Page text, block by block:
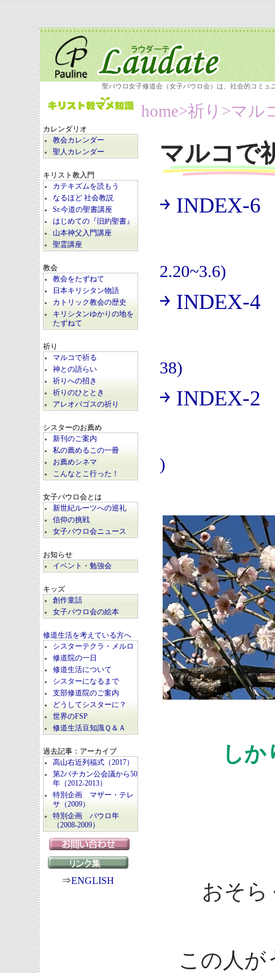
聖パウロ女子修道会（女子パウロ会）は、社会的コミ
カレンダリオ
教会カレンダー
聖人カレンダー
キリスト教入門
カテキズムを読もう
なるほど 社会教説
Sr.今道の聖書講座
はじめての『旧約聖書』
山本神父入門講座
聖霊講座
教会
教会をたずねて
日本キリシタン物語
カトリック教会の歴史
キリシタンゆかりの地を
たずねて
祈り
マルコで祈る
神との語らい
祈りへの招き
祈りのひととき
アレオパゴスの祈り
シスターのお薦め
新刊のご案内
私の薦めるこの一冊
お薦めシネマ
こんなとこ行った！
女子パウロ会とは
新世紀ルーツへの巡礼
信仰の挑戦
女子パウロ会ニュース
お知らせ
イベント・勉強会
キッズ
創作童話
女子パウロ会の絵本
修道生活を考えている方へ
シスターテクラ・メルロ
修道院の一日
修道生活について
シスターになるまで
支部修道院のご案内
どうしてシスターに？
世界のFSP
修道生活豆知識Ｑ＆Ａ
過去記事：アーカイブ
高山右近列福式（2017）
第2バチカン公会議から50
年（2012-2013）
特別企画 マザー・テレ
サ（2009）
特別企画 パウロ年
（2008-2009）
⇒ENGLISH
home>祈り>マル
マルコで
￫ INDEX-6
2.20~3.6)
￫ INDEX-4
38)
￫ INDEX-2
)
し
おそら
この人が